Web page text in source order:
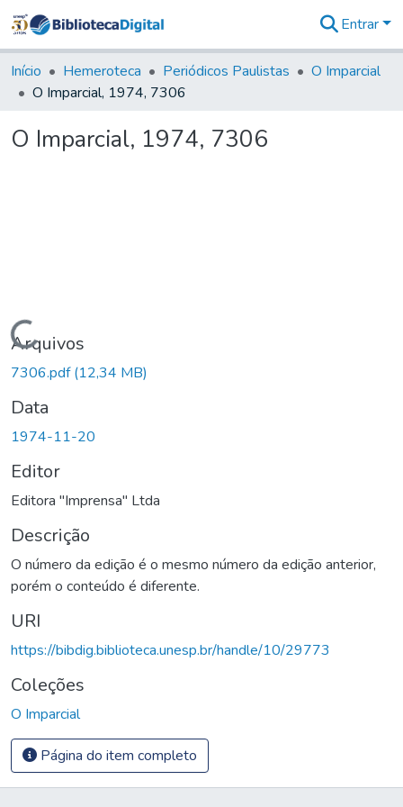
&
Coleções
Tudo na
Digital
Entrar
Início Hemeroteca Periódicos Paulistas
O Imparcial
O Imparcial, 1974, 7306
O Imparcial, 1974, 7306
Carregando...
Arquivos
7306.pdf(12,34 MB)
Data
1974-11-20
Editor
Editora "Imprensa" Ltda
Descrição
O número da edição é o mesmo número da edição anterior,
porém o conteúdo é diferente.
URI
https://bibdig.biblioteca.unesp.br/handle/10/29773
Coleções
O Imparcial
Página do item completo